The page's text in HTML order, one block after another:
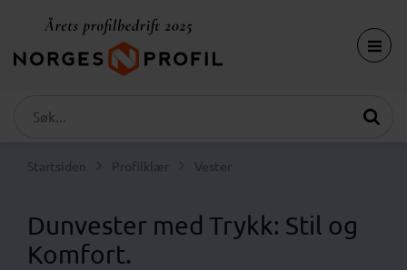
Startsiden Profilklær Vester
Dunvester med Trykk: Stil og
Komfort.